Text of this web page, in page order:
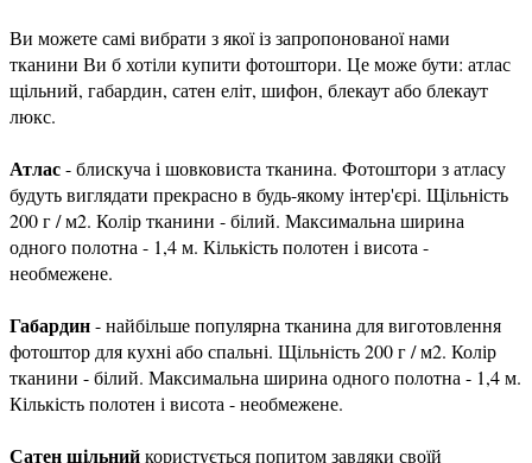
Ви можете самі вибрати з якої із запропонованої нами
тканини Ви б хотіли купити фотоштори. Це може бути: атлас
щільний, габардин, сатен еліт, шифон, блекаут або блекаут
люкс.
Атлас- блискуча і шовковиста тканина. Фотоштори з атласу
будуть виглядати прекрасно в будь-якому інтер'єрі. Щільність
200 г / м2. Колір тканини - білий. Максимальна ширина
одного полотна - 1,4 м. Кількість полотен і висота -
необмежене.
Габардин- найбільше популярна тканина для виготовлення
фотоштор для кухні або спальні. Щільність 200 г / м2. Колір
тканини - білий. Максимальна ширина одного полотна - 1,4 м.
Кількість полотен і висота - необмежене.
Сатен щільнийкористується попитом завдяки своїй